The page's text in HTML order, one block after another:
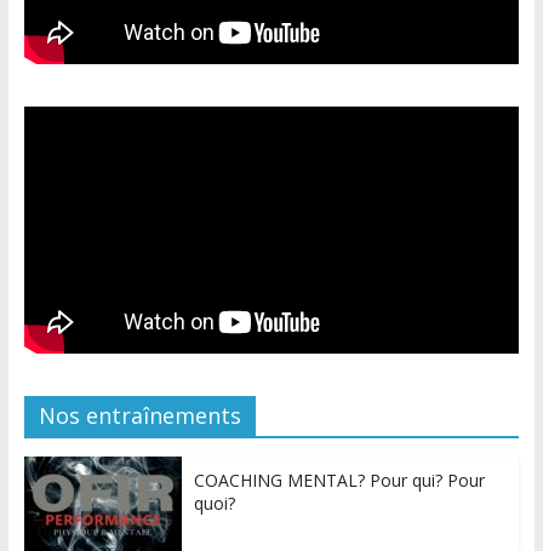
Nos entraînements
COACHING MENTAL? Pour qui? Pour
quoi?